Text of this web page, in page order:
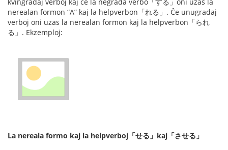
nerealan formon “A” kaj la helpverbon「れる」. Ĉe unugradaj
verboj oni uzas la nerealan formon kaj la helpverbon「られ
る」. Ekzemploj:
La nereala formo kaj la helpverboj「せる」kaj「させる」